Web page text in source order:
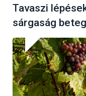
Tavaszi
sárgaság